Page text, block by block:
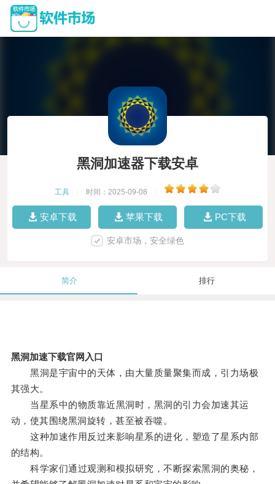
黑洞加速器下载安卓
工具 时间：2025-09-08
安卓下载 苹果下载 PC下载
安卓市场，安全绿色
简介 排行
黑洞加速下载官网入口
黑洞是宇宙中的天体，由大量质量聚集而成，引力场极
其强大。
当星系中的物质靠近黑洞时，黑洞的引力会加速其运
动，使其围绕黑洞旋转，甚至被吞噬。
这种加速作用反过来影响星系的进化，塑造了星系内部
的结构。
科学家们通过观测和模拟研究，不断探索黑洞的奥秘，